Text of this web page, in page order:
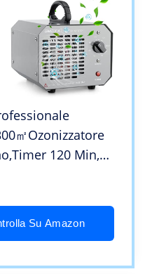
㎡Ozonizzatore
120 Min,
Casa
Su Amazon